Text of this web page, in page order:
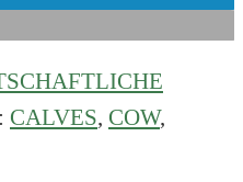
CALVES, COW,